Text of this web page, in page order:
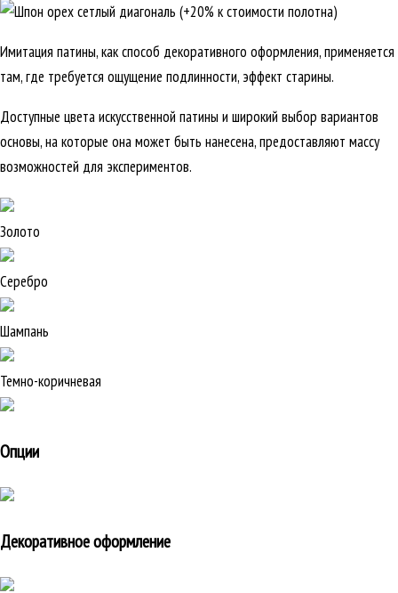
Имитация патины, как способ декоративного оформления, применяется
там, где требуется ощущение подлинности, эффект старины.
Доступные цвета искусственной патины и широкий выбор вариантов
основы, на которые она может быть нанесена, предоставляют массу
возможностей для экспериментов.
Золото
Серебро
Шампань
Темно-коричневая
Опции
Декоративное оформление